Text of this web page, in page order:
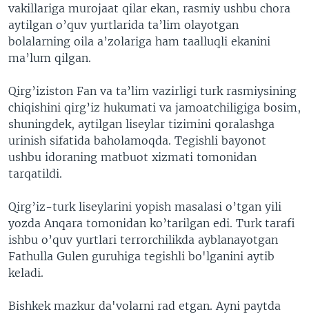
vakillariga murojaat qilar ekan, rasmiy ushbu chora
aytilgan o’quv yurtlarida ta’lim olayotgan
bolalarning oila a’zolariga ham taalluqli ekanini
ma’lum qilgan.
Qirg’iziston Fan va ta’lim vazirligi turk rasmiysining
chiqishini qirg’iz hukumati va jamoatchiligiga bosim,
shuningdek, aytilgan liseylar tizimini qoralashga
urinish sifatida baholamoqda. Tegishli bayonot
ushbu idoraning matbuot xizmati tomonidan
tarqatildi.
Qirg’iz-turk liseylarini yopish masalasi o’tgan yili
yozda Anqara tomonidan ko’tarilgan edi. Turk tarafi
ishbu o’quv yurtlari terrorchilikda ayblanayotgan
Fathulla Gulen guruhiga tegishli bo'lganini aytib
keladi.
Bishkek mazkur da'volarni rad etgan. Ayni paytda